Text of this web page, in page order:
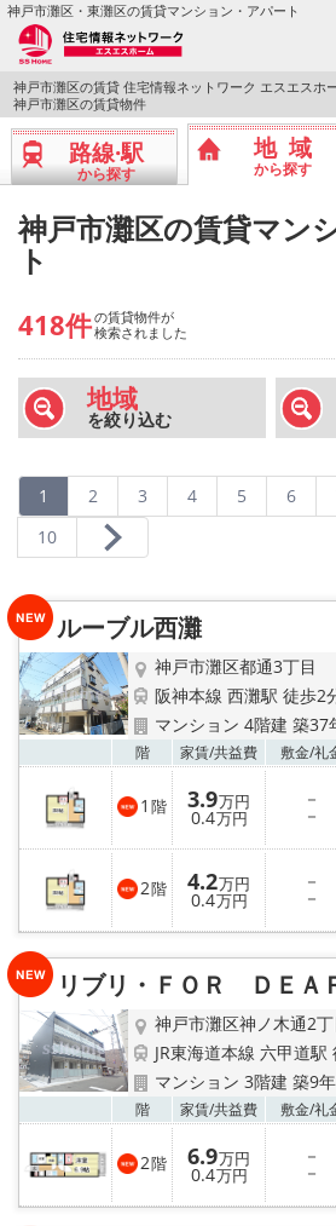
神戸市灘区・東灘区の賃貸マンション・アパート
TOPページ
新着物件
敷金·礼金０円特集
ペット飼育可物件
路線·駅から探す
地域から探す
地図から探す
店舗情報·アクセス
会社概要
メールでお問い合わせ
神戸市灘区の賃貸 住宅情報ネットワーク エスエスホ
神戸市灘区の賃貸物件
路線·駅
から探す
地域
から探す
神戸市灘区の賃貸マン
ト
418件の賃貸物件が
検索されました
地域
を絞り込む
1 2 3 4 5 6
10
ルーブル西灘
神戸市灘区都通3丁目
阪神本線 西灘駅 徒歩2
マンション 4階建 築37
階 家賃/共益費 敷金/礼
1 階 3.9万円
0.4万円
－
－
2階 4.2万円
0.4万円
－
－
リブリ・ＦＯＲ ＤＥ
神戸市灘区神ノ木通2丁
JR東海道本線 六甲道駅
マンション 3階建 築9年
階 家賃/共益費 敷金/礼
2階 6.9万円
0.4万円
－
－